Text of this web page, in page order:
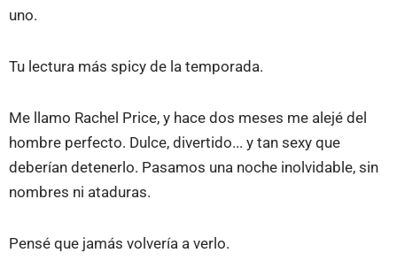
uno.
Tu lectura más spicy de la temporada.
Me llamo Rachel Price, y hace dos meses me alejé del
hombre perfecto. Dulce, divertido... y tan sexy que
deberían detenerlo. Pasamos una noche inolvidable, sin
nombres ni ataduras.
Pensé que jamás volvería a verlo.